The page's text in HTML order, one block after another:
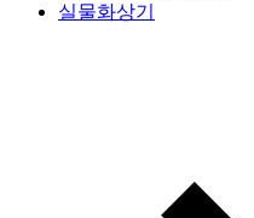
실물화상기